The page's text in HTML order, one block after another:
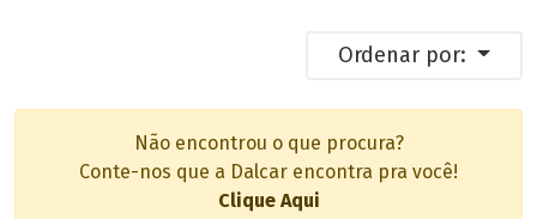
Ordenar por:
Não encontrou o que procura?
Conte-nos que a Dalcar encontra pra você!
Clique Aqui